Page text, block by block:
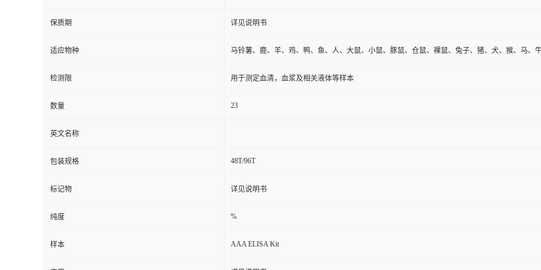
保质期 详见说明书
适应物种 马铃薯、鹿、羊、鸡、鸭、鱼、人、大鼠、小鼠、豚鼠、仓鼠、裸鼠、兔子、猪、犬、猴、马、
检测限 用于测定血清，血浆及相关液体等样本
数量 23
英文名称
包装规格 48T/96T
标记物 详见说明书
纯度 %
样本 AAA ELISA Kit